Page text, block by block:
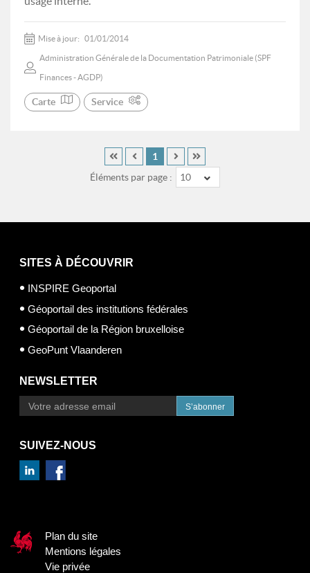
Mise à jour: 01/01/2014
Administration Générale de la Documentation Patrimoniale (SPF
Finances - AGDP)
Carte Service
Éléments par page : 10
1
SITES À DÉCOUVRIR
INSPIRE Geoportal
Géoportail des institutions fédérales
Géoportail de la Région bruxelloise
GeoPunt Vlaanderen
NEWSLETTER
S’abonner
SUIVEZ-NOUS
Plan du site
Mentions légales
Vie privée